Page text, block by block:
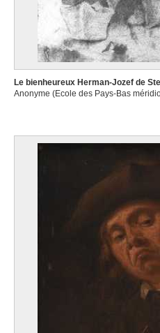
Le bienheureux Herman-Jozef de
Anonyme (Ecole des Pays-Bas